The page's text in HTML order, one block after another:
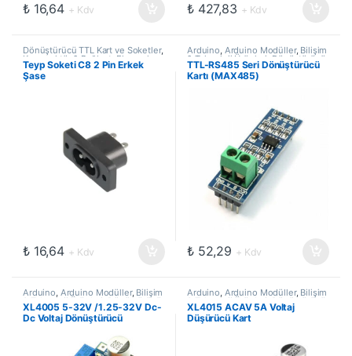
₺16,64 + Kdv ₺427,83 + Kdv
Dönüştürücü TTL Kart ve Soketler,
Konnnektör & Bağlantı Elemanları
Oto -Marin Soketleri
Teyp Soketi C8 2 Pin Erkek
Şase
₺16,64 + Kdv
Arduino, Arduino Modüller, Bilişim
& Teknoloji Ürünleri ,Dönüştürücü
TTL Kart ve Soketler
TTL-RS485 Seri Dönüştürücü
Kartı (MAX485)
₺52,29 + Kdv
Arduino, Arduino Modüller, Bilişim
& Teknoloji Ürünleri ,Dönüştürücü
TTL Kart ve Soketler
XL4005 5-32V /1.25-32V Dc-
Dc Voltaj Dönüştürücü
Arduino, Arduino Modüller, Bilişim
& Teknoloji Ürünleri ,Dönüştürücü
TTL Kart ve Soketler ,Voltaj
Regülatörü ve Pil Şarj Kartları
XL4015 ACAV 5A Voltaj
Düşürücü Kart